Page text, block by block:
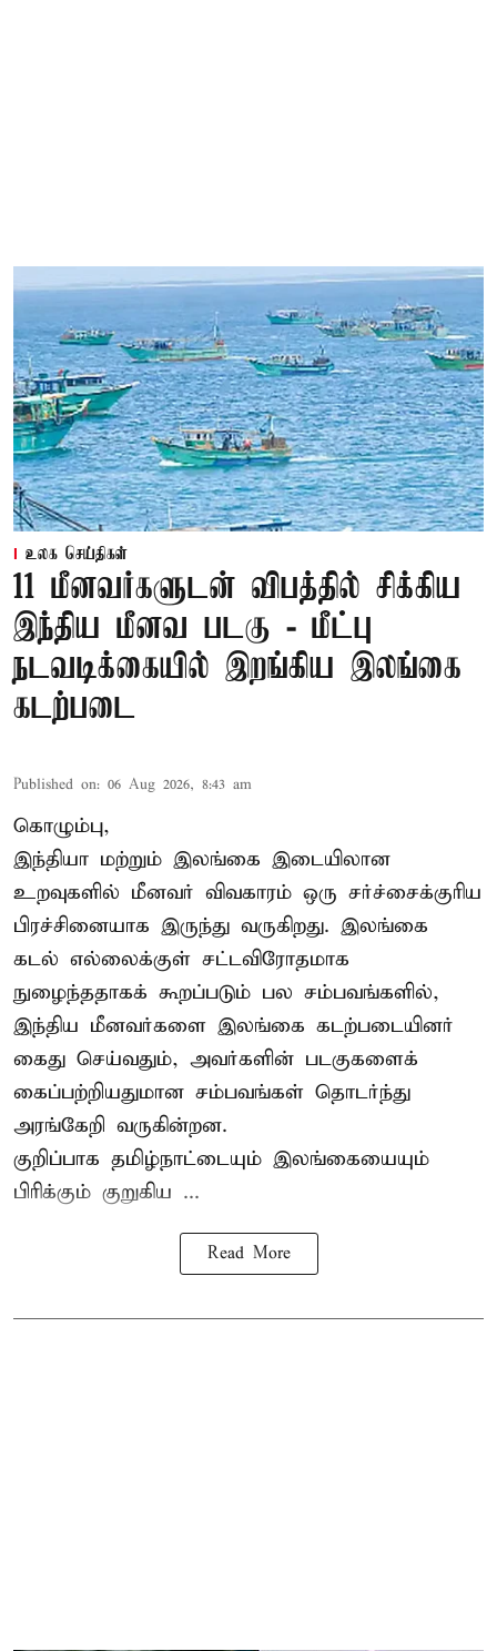
உலக செய்திகள்
11 மீனவர்களுடன் விபத்தில் சிக்கிய
இந்திய மீனவ படகு - மீட்பு
நடவடிக்கையில் இறங்கிய இலங்கை
கடற்படை
Published on: 06 Aug 2026, 8:43 am
கொழும்பு,
இந்தியா மற்றும் இலங்கை இடையிலான
உறவுகளில் மீனவர் விவகாரம் ஒரு சர்ச்சைக்குரிய
பிரச்சினையாக இருந்து வருகிறது. இலங்கை
கடல் எல்லைக்குள் சட்டவிரோதமாக
நுழைந்ததாகக் கூறப்படும் பல சம்பவங்களில்,
இந்திய மீனவர்களை இலங்கை கடற்படையினர்
கைது செய்வதும், அவர்களின் படகுகளைக்
கைப்பற்றியதுமான சம்பவங்கள் தொடர்ந்து
அரங்கேறி வருகின்றன.
குறிப்பாக தமிழ்நாட்டையும் இலங்கையையும்
பிரிக்கும் குறுகிய ...
Read More